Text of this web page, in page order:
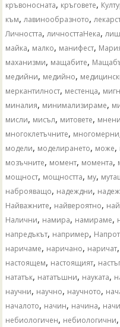
кръвоносната, кръговете,
към,лавинообразното,
Личността,личносттаНека,
майка, малко, манифест,
маханизми, мащабите,
медийни, медийно,
меркантилност, местенца,
миналия, минимализираме,
мисли, мисъл, митовете,
многоклетъчните, многомерни
модели, моделирането, може,
мозъчните, момент, момента,
мощност, мощността, му,
наброяващо, надеждни,
Найважните, найвероятно,
Налични, намира, намираме,
напредъкът, например,
наричаме, наричано, наричат,
настоящем, настоящият,
нататък, нататъшни, науката,
научни, научно, научното,
началото, начин, начина,
небиологичен, небиологични,